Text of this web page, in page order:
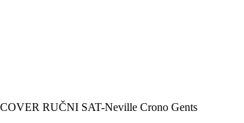
COVER RUČNI SAT-Neville Crono Gents